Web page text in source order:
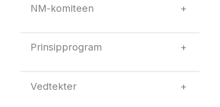
NM-komiteen +
Prinsipprogram +
Vedtekter +